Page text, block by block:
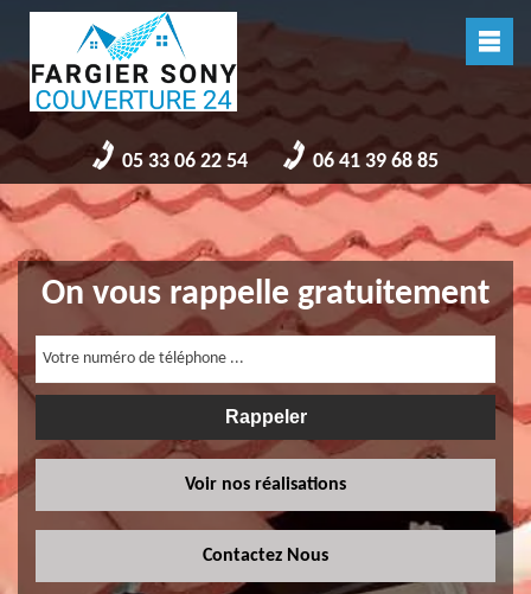
05 33 06 22 54 06 41 39 68 85
On vous rappelle gratuitement
Voir nos réalisations
Contactez Nous